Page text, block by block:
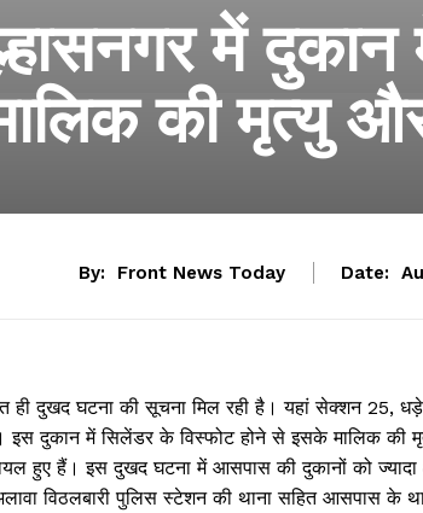
में
की मृत्यु
By: Front News Today Date:
ही दुखद घटना की सूचना मिल रही है। यहां सेक्शन 25,
इस दुकान में सिलेंडर के विस्फोट होने से इसके मालिक की
हुए हैं। इस दुखद घटना में आसपास की दुकानों को ज्यादा
विठलबारी पुलिस स्टेशन की थाना सहित आसपास के